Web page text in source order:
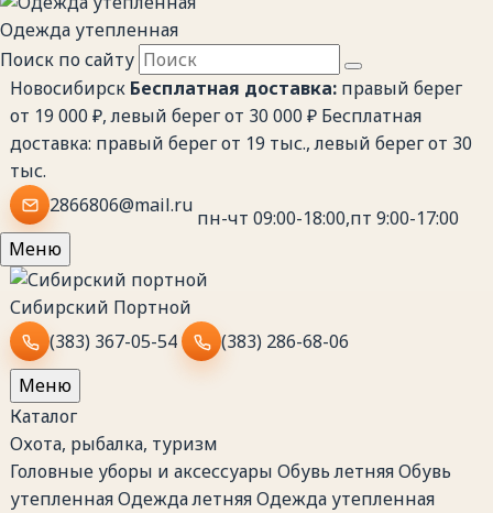
Одежда утепленная
Поиск по сайту
Новосибирск Бесплатная доставка: правый берег
от 19 000 ₽, левый берег от 30 000 ₽ Бесплатная
доставка: правый берег от 19 тыс., левый берег от 30
тыс.
2866806@mail.ru
пн-чт 09:00-18:00,пт 9:00-17:00
Меню
Сибирский Портной
(383) 367-05-54
(383) 286-68-06
Меню
Каталог
Охота, рыбалка, туризм
Головные уборы и аксессуары Обувь летняяОбувь
утепленнаяОдежда летняяОдежда утепленная